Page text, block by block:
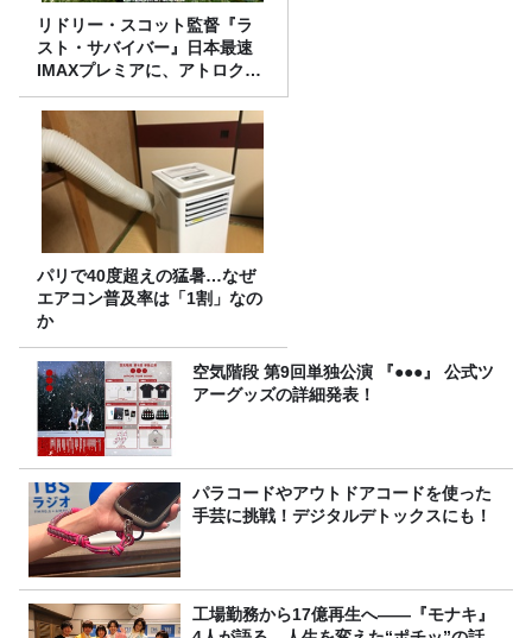
リドリー・スコット監督『ラ
スト・サバイバー』日本最速
IMAXプレミアに、アトロクリ
スナー60名をご招待！
パリで40度超えの猛暑…なぜ
エアコン普及率は「1割」なの
か
空気階段 第9回単独公演 『●●●』 公式ツ
アーグッズの詳細発表！
パラコードやアウトドアコードを使った
手芸に挑戦！デジタルデトックスにも！
工場勤務から17億再生へ——『モナキ』